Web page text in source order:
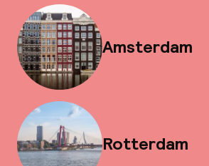
Amsterdam
Rotterdam